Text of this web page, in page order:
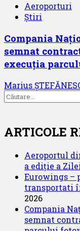
Aeroporturi
Știri
Compania
semnat
execuția
Marius
Caută
după:
ARTICOLE
Aeroportul
a ediție a
Eurowings –
transportati
2026
Compania
semnat